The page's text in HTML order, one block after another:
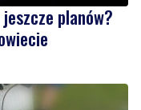
planów?